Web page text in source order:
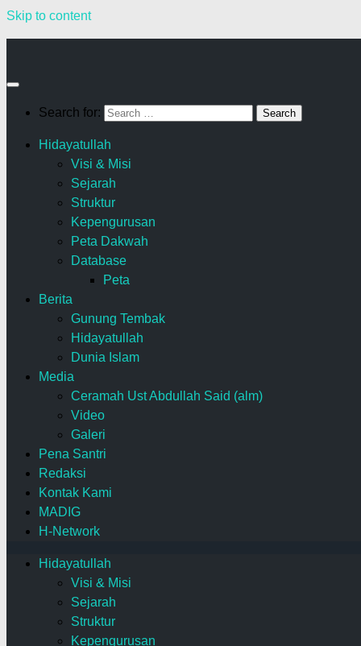
Skip to content
Search for:
Hidayatullah
Visi & Misi
Sejarah
Struktur
Kepengurusan
Peta Dakwah
Database
Peta
Berita
Gunung Tembak
Hidayatullah
Dunia Islam
Media
Ceramah Ust Abdullah Said (alm)
Video
Galeri
Pena Santri
Redaksi
Kontak Kami
MADIG
H-Network
Hidayatullah
Visi & Misi
Sejarah
Struktur
Kepengurusan